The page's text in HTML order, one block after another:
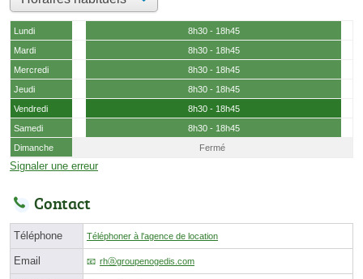
Lundi
8h30 - 18h45
Mardi
8h30 - 18h45
Mercredi
8h30 - 18h45
Jeudi
8h30 - 18h45
Vendredi
8h30 - 18h45
Samedi
8h30 - 18h45
Dimanche
Fermé
Signaler une erreur
Contact
Téléphone Téléphoner à l'agence de location
Email rhⓐgroupenogedis.com